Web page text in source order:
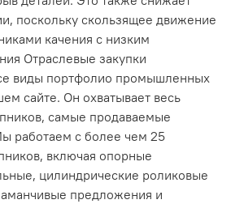
поскольку скользящее движение
качения с низким
Отраслевые закупки
виды портфолио промышленных
сайте. Он охватывает весь
самые продаваемые
работаем с более чем 25
включая опорные
цилиндрические роликовые
предложения и